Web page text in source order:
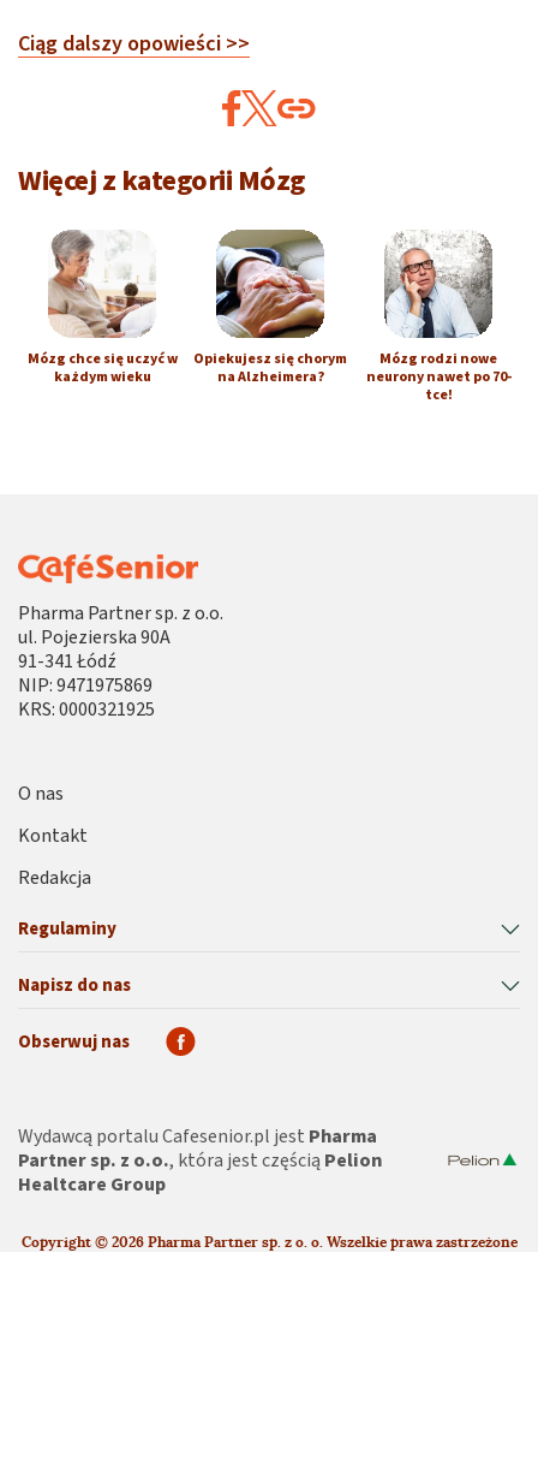
Ciąg dalszy opowieści >>
Więcej z kategorii Mózg
Mózg chce się uczyć w
każdym wieku
Opiekujesz się chorym
na Alzheimera?
Mózg rodzi nowe
neurony nawet po 70-
tce!
Pharma Partner sp. z o.o.
ul. Pojezierska 90A
91-341 Łódź
NIP: 9471975869
KRS: 0000321925
Regulaminy
Napisz do nas
O nas
Kontakt
Redakcja
Obserwuj nas
Wydawcą portalu Cafesenior.pl jest Pharma
Partner sp. z o.o., która jest częścią Pelion
Healtcare Group
Copyright © 2026 Pharma Partner sp. z o. o. Wszelkie prawa zastrzeżone